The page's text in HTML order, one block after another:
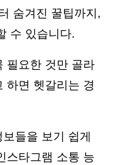
숨겨진 꿀팁까지,
수 있습니다.
필요한 것만 골라
하면 헷갈리는 경
들을 보기 쉽게
스타그램 소통 능